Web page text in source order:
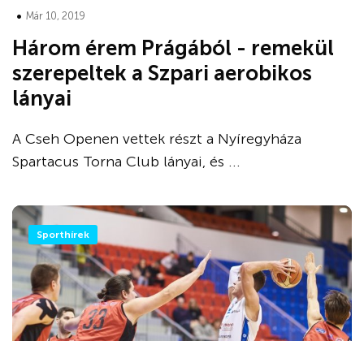
• Már 10, 2019
Három érem Prágából - remekül
szerepeltek a Szpari aerobikos
lányai
A Cseh Openen vettek részt a Nyíregyháza
Spartacus Torna Club lányai, és ...
Sporthírek